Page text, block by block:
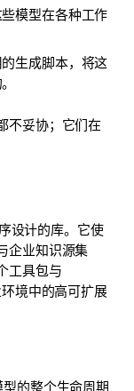
模型在各种工作
生成脚本，将这
不妥协；它们在
设计的库。它使
企业知识源集
工具包与
境中的高可扩展
的整个生命周期